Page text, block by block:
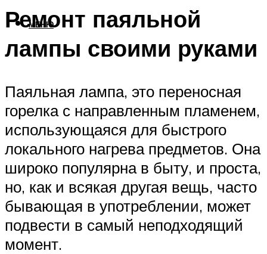
МЕНЮ
Ремонт паяльной
лампы своими руками
Паяльная лампа, это переносная
горелка с направленным пламенем,
использующаяся для быстрого
локального нагрева предметов. Она
широко популярна в быту, и проста,
но, как и всякая другая вещь, часто
бывающая в употреблении, может
подвести в самый неподходящий
момент.